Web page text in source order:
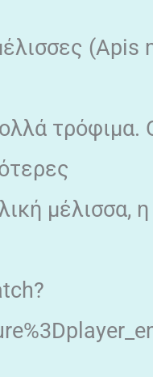
τρόφιμα.
μέλισσα,